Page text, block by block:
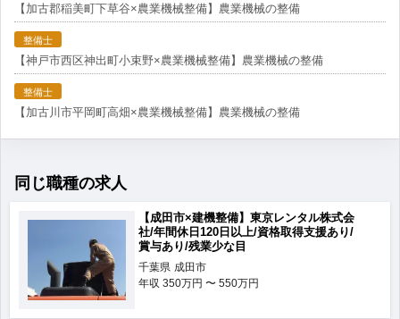
【加古郡稲美町下草谷×農業機械整備】農業機械の整備
【神戸市西区神出町小束野×農業機械整備】農業機械の整備
整備士
【加古川市平岡町高畑×農業機械整備】農業機械の整備
整備士
同じ職種の求人
【成田市×建機整備】東京レンタル株式会
社/年間休日120日以上/資格取得支援あり/
賞与あり/残業少な目
千葉県 成田市
年収 350万円 〜 550万円